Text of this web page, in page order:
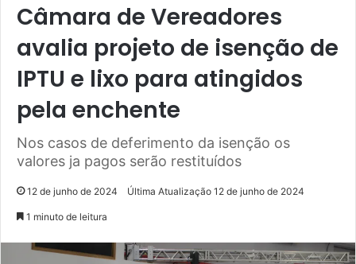
Câmara de Vereadores
avalia projeto de isenção de
IPTU e lixo para atingidos
pela enchente
Nos casos de deferimento da isenção os
valores ja pagos serão restituídos
12 de junho de 2024 Última Atualização 12 de junho de 2024
1 minuto de leitura